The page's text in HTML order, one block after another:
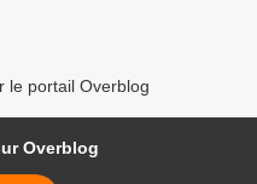
le portail Overblog
Overblog